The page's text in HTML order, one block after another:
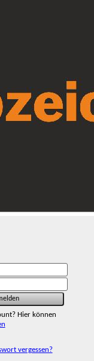
Hier können
vergessen?